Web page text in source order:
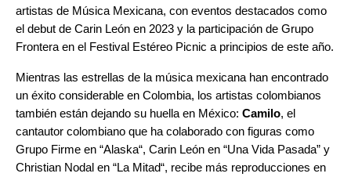
artistas de Música Mexicana, con eventos destacados como
el debut de Carin León en 2023 y la participación de Grupo
Frontera en el Festival Estéreo Picnic a principios de este año.
Mientras las estrellas de la música mexicana han encontrado
un éxito considerable en Colombia, los artistas colombianos
también están dejando su huella en México: Camilo, el
cantautor colombiano que ha colaborado con figuras como
Grupo Firme en “Alaska“, Carin León en “Una Vida Pasada” y
Christian Nodal en “La Mitad“, recibe más reproducciones en